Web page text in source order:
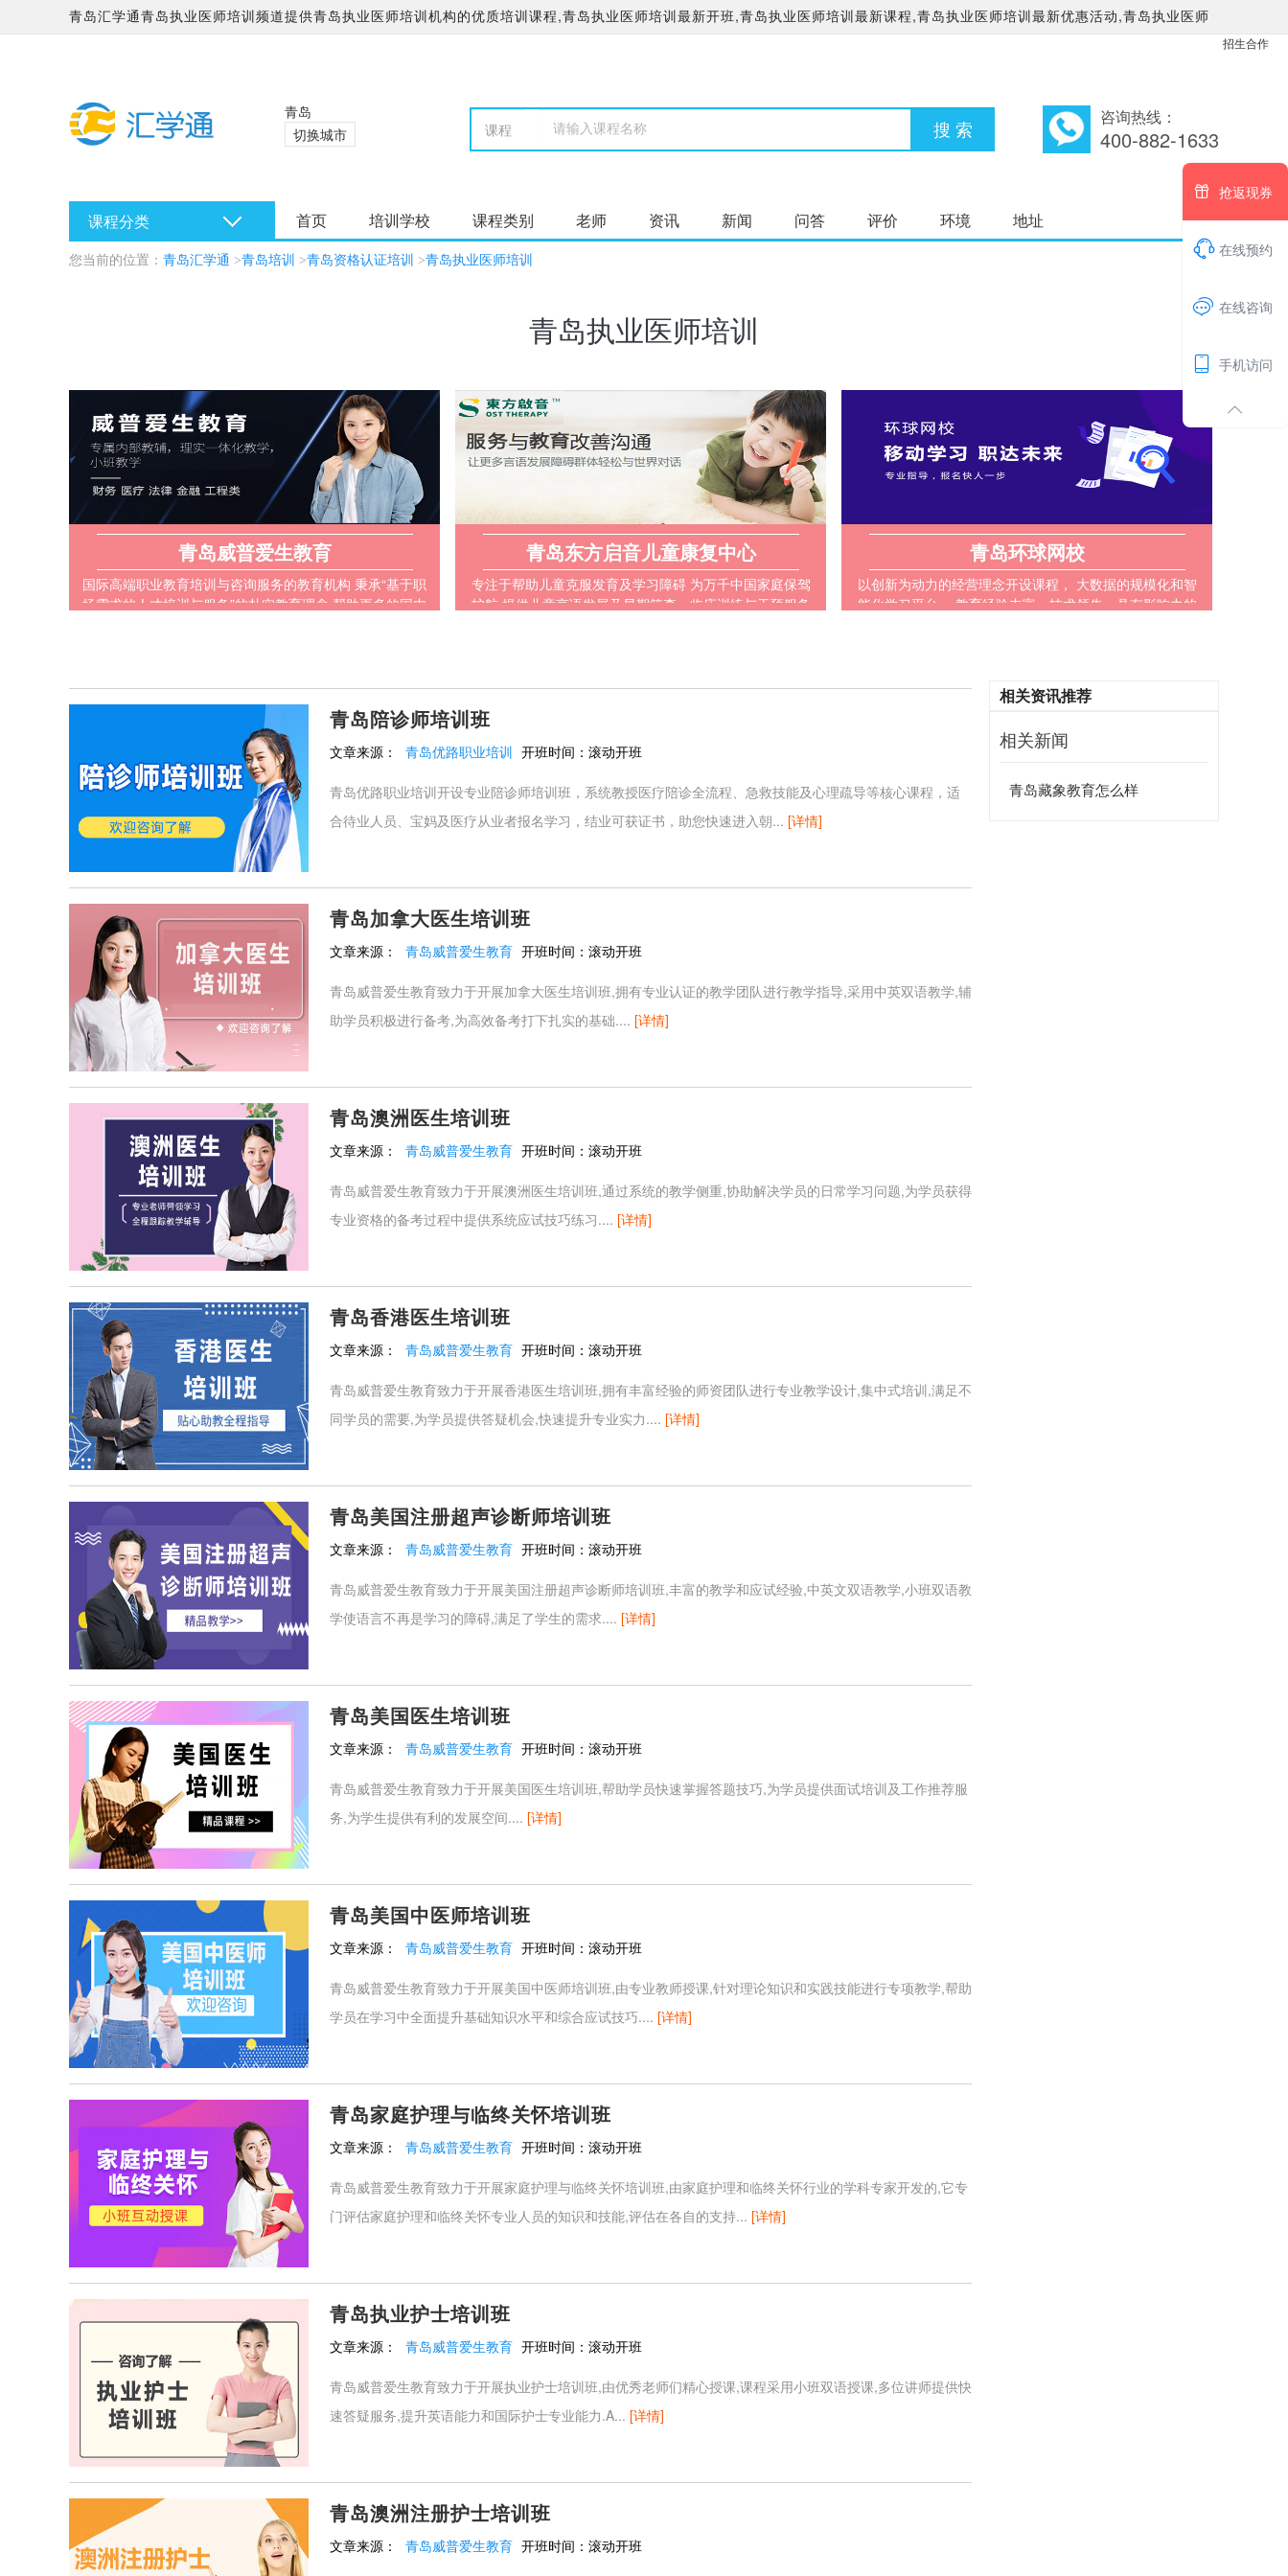
青岛汇学通青岛执业医师培训频道提供青岛执业医师培训机构的优质培训课程,青岛执业医师培训最新开班,青岛执业医师培训最新课程,青岛执业医师培训最新优惠活动,青岛执业医师
招生合作
青岛
切换城市
咨询热线：
400-882-1633
课程分类 首页 培训学校 课程类别 老师 资讯 新闻 问答 评价 环境 地址
您当前的位置： 青岛汇学通 >青岛培训 >青岛资格认证培训 >青岛执业医师培训
青岛执业医师培训
青岛威普爱生教育
国际高端职业教育培训与咨询服务的教育机构 秉承“基于职
场需求的人才培训与服务”的朴实教育理念 帮助更多的国内
青岛东方启音儿童康复中心
专注于帮助儿童克服发育及学习障碍 为万千中国家庭保驾
护航 提供儿童言语发展及早期筛查、临床训练与干预服务
青岛环球网校
以创新为动力的经营理念开设课程， 大数据的规模化和智
能化学习平台， 教育经验丰富、技术领先、具有影响力的
青岛陪诊师培训班
文章来源： 青岛优路职业培训 开班时间： 滚动开班
青岛优路职业培训开设专业陪诊师培训班，系统教授医疗陪诊全流程、急救技能及心理疏导等核心课程，适
合待业人员、宝妈及医疗从业者报名学习，结业可获证书，助您快速进入朝... [详情]
青岛加拿大医生培训班
文章来源： 青岛威普爱生教育 开班时间： 滚动开班
青岛威普爱生教育致力于开展加拿大医生培训班,拥有专业认证的教学团队进行教学指导,采用中英双语教学,辅
助学员积极进行备考,为高效备考打下扎实的基础.... [详情]
青岛澳洲医生培训班
文章来源： 青岛威普爱生教育 开班时间： 滚动开班
青岛威普爱生教育致力于开展澳洲医生培训班,通过系统的教学侧重,协助解决学员的日常学习问题,为学员获得
专业资格的备考过程中提供系统应试技巧练习.... [详情]
青岛香港医生培训班
文章来源： 青岛威普爱生教育 开班时间： 滚动开班
青岛威普爱生教育致力于开展香港医生培训班,拥有丰富经验的师资团队进行专业教学设计,集中式培训,满足不
同学员的需要,为学员提供答疑机会,快速提升专业实力.... [详情]
青岛美国注册超声诊断师培训班
文章来源： 青岛威普爱生教育 开班时间： 滚动开班
青岛威普爱生教育致力于开展美国注册超声诊断师培训班,丰富的教学和应试经验,中英文双语教学,小班双语教
学使语言不再是学习的障碍,满足了学生的需求.... [详情]
青岛美国医生培训班
文章来源： 青岛威普爱生教育 开班时间： 滚动开班
青岛威普爱生教育致力于开展美国医生培训班,帮助学员快速掌握答题技巧,为学员提供面试培训及工作推荐服
务,为学生提供有利的发展空间.... [详情]
青岛美国中医师培训班
文章来源： 青岛威普爱生教育 开班时间： 滚动开班
青岛威普爱生教育致力于开展美国中医师培训班,由专业教师授课,针对理论知识和实践技能进行专项教学,帮助
学员在学习中全面提升基础知识水平和综合应试技巧.... [详情]
青岛家庭护理与临终关怀培训班
文章来源： 青岛威普爱生教育 开班时间： 滚动开班
青岛威普爱生教育致力于开展家庭护理与临终关怀培训班,由家庭护理和临终关怀行业的学科专家开发的,它专
门评估家庭护理和临终关怀专业人员的知识和技能,评估在各自的支持... [详情]
青岛执业护士培训班
文章来源： 青岛威普爱生教育 开班时间： 滚动开班
青岛威普爱生教育致力于开展执业护士培训班,由优秀老师们精心授课,课程采用小班双语授课,多位讲师提供快
速答疑服务,提升英语能力和国际护士专业能力.A... [详情]
青岛澳洲注册护士培训班
文章来源： 青岛威普爱生教育 开班时间： 滚动开班
相关资讯推荐
相关新闻
青岛藏象教育怎么样
 抢返现券
 在线预约

1 在线咨询
 手机访问